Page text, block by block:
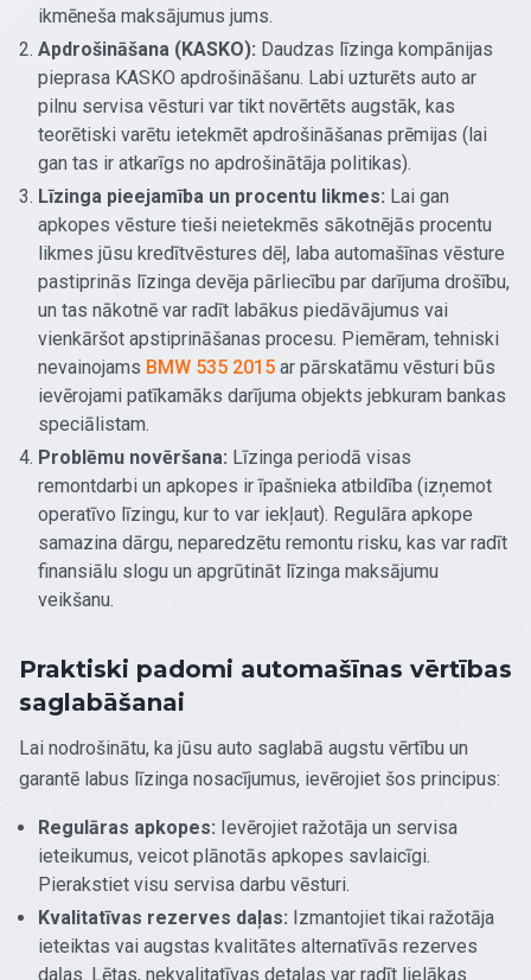
ikmēneša maksājumus jums.
Apdrošināšana (KASKO): Daudzas līzinga kompānijas
pieprasa KASKO apdrošināšanu. Labi uzturēts auto ar
pilnu servisa vēsturi var tikt novērtēts augstāk, kas
teorētiski varētu ietekmēt apdrošināšanas prēmijas (lai
gan tas ir atkarīgs no apdrošinātāja politikas).
Līzinga pieejamība un procentu likmes: Lai gan
apkopes vēsture tieši neietekmēs sākotnējās procentu
likmes jūsu kredītvēstures dēļ, laba automašīnas vēsture
pastiprinās līzinga devēja pārliecību par darījuma drošību,
un tas nākotnē var radīt labākus piedāvājumus vai
vienkāršot apstiprināšanas procesu. Piemēram, tehniski
nevainojams BMW 535 2015 ar pārskatāmu vēsturi būs
ievērojami patīkamāks darījuma objekts jebkuram bankas
speciālistam.
Problēmu novēršana: Līzinga periodā visas
remontdarbi un apkopes ir īpašnieka atbildība (izņemot
operatīvo līzingu, kur to var iekļaut). Regulāra apkope
samazina dārgu, neparedzētu remontu risku, kas var radīt
finansiālu slogu un apgrūtināt līzinga maksājumu
veikšanu.
Praktiski padomi automašīnas vērtības
saglabāšanai
Lai nodrošinātu, ka jūsu auto saglabā augstu vērtību un
garantē labus līzinga nosacījumus, ievērojiet šos principus:
Regulāras apkopes: Ievērojiet ražotāja un servisa
ieteikumus, veicot plānotās apkopes savlaicīgi.
Pierakstiet visu servisa darbu vēsturi.
Kvalitatīvas rezerves daļas: Izmantojiet tikai ražotāja
ieteiktas vai augstas kvalitātes alternatīvās rezerves
daļas. Lētas, nekvalitatīvas detaļas var radīt lielākas